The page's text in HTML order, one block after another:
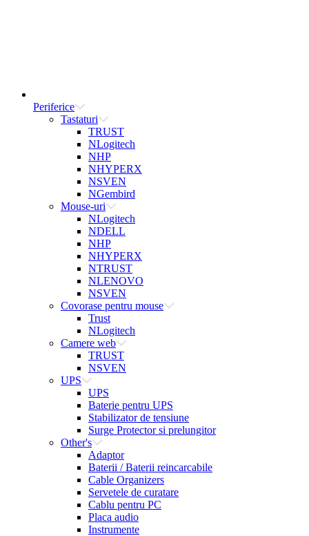
Periferice
Tastaturi
TRUST
NLogitech
NHP
NHYPERX
NSVEN
NGembird
Mouse-uri
NLogitech
NDELL
NHP
NHYPERX
NTRUST
NLENOVO
NSVEN
Covorase pentru mouse
Trust
NLogitech
Camere web
TRUST
NSVEN
UPS
UPS
Baterie pentru UPS
Stabilizator de tensiune
Surge Protector si prelungitor
Other's
Adaptor
Baterii / Baterii reincarcabile
Cable Organizers
Servetele de curatare
Cablu pentru PC
Placa audio
Instrumente